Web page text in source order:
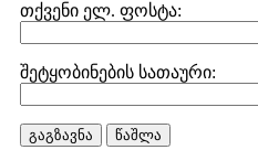
თქვენი ელ. ფოსტა:
შეტყობინების სათაური:
გაგზავნა წაშლა